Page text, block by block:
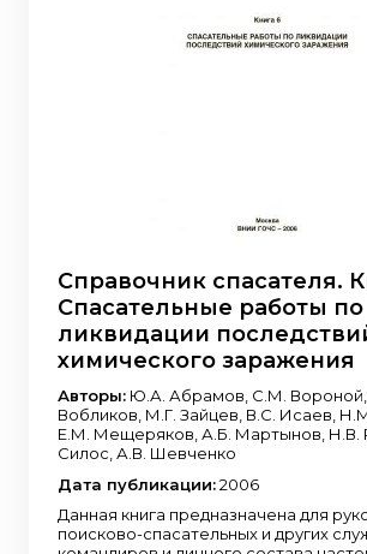
Справочник спасателя.
Спасательные работы по
ликвидации
химического заражения
Авторы: Ю.А. Абрамов, С.М.
Вобликов, М.Г. Зайцев, В.С. Исаев,
Е.М. Мещеряков, А.Б. Мартынов, Н.В.
Силос, А.В. Шевченко
Дата публикации:2006
Данная книга предназначена для
поисково-спасательных и других